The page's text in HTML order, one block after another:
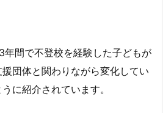
間で不登校を経験した子どもが
団体と関わりながら変化してい
に紹介されています。